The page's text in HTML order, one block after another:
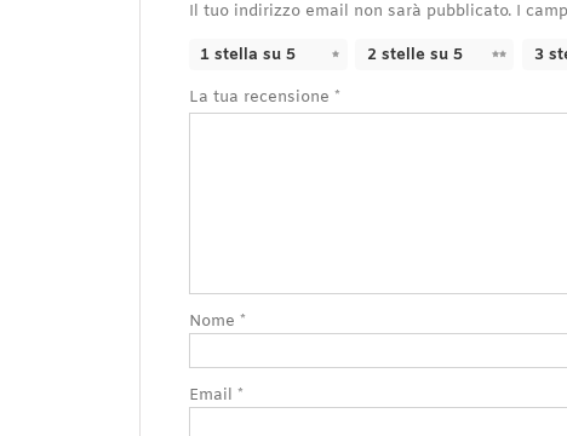
Il tuo indirizzo email non sarà pubblicato. I
1 stella su 5 2 stelle su 5 3
La tua recensione *
Nome *
Email *